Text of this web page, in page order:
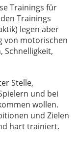
Trainings für
Trainings
legen aber
von motorischen
Schnelligkeit,
Stelle,
und bei
wollen.
und Zielen
hart trainiert.